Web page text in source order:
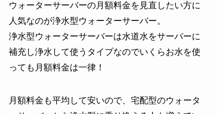
ウォーターサーバーの月額料金を見直したい方に
人気なのが浄水型ウォーターサーバー。
浄水型ウォーターサーバーは水道水をサーバーに
補充し浄水して使うタイプなのでいくらお水を使
っても月額料金は一律！
月額料金も平均して安いので、宅配型のウォータ